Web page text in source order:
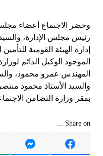
وحضر الاجتماع أعضاء مجلس
رئيس مجلس الإدارة،
إدارة الهيئة القومية
الموجود الوكيل الدائم
المهندس عمرو محمود،
والسيد الأستاذ محمود
بمقر وزارة التضامن
Share on ...